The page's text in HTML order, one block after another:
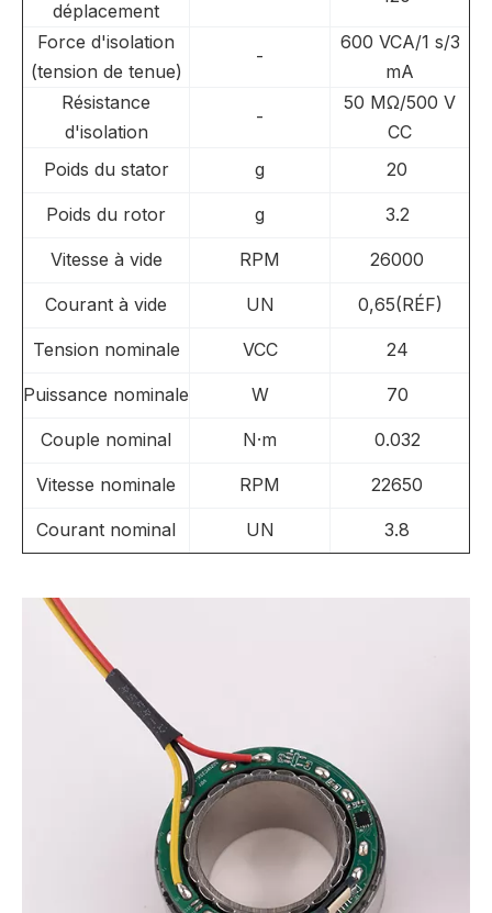
déplacement
Force d'isolation
(tension de tenue)
-
600 VCA/1 s/3
mA
Résistance
d'isolation
-
50 MΩ/500 V
CC
Poids du stator
g 20
Poids du rotor g 3.2
Vitesse à vide RPM 26000
Courant à vide UN 0,65(RÉF)
Tension nominale VCC 24
Puissance nominale W 70
Couple nominal N·m 0.032
Vitesse nominale RPM 22650
Courant nominal UN 3.8